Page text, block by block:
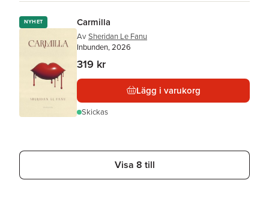
NYHET Carmilla
Av Sheridan Le Fanu
Inbunden, 2026
319 kr
Lägg i varukorg
Skickas
Visa 8 till